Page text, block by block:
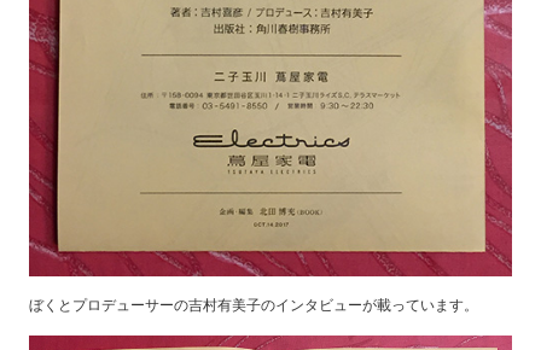
ぼくとプロデューサーの吉村有美子のインタビューが載っています。